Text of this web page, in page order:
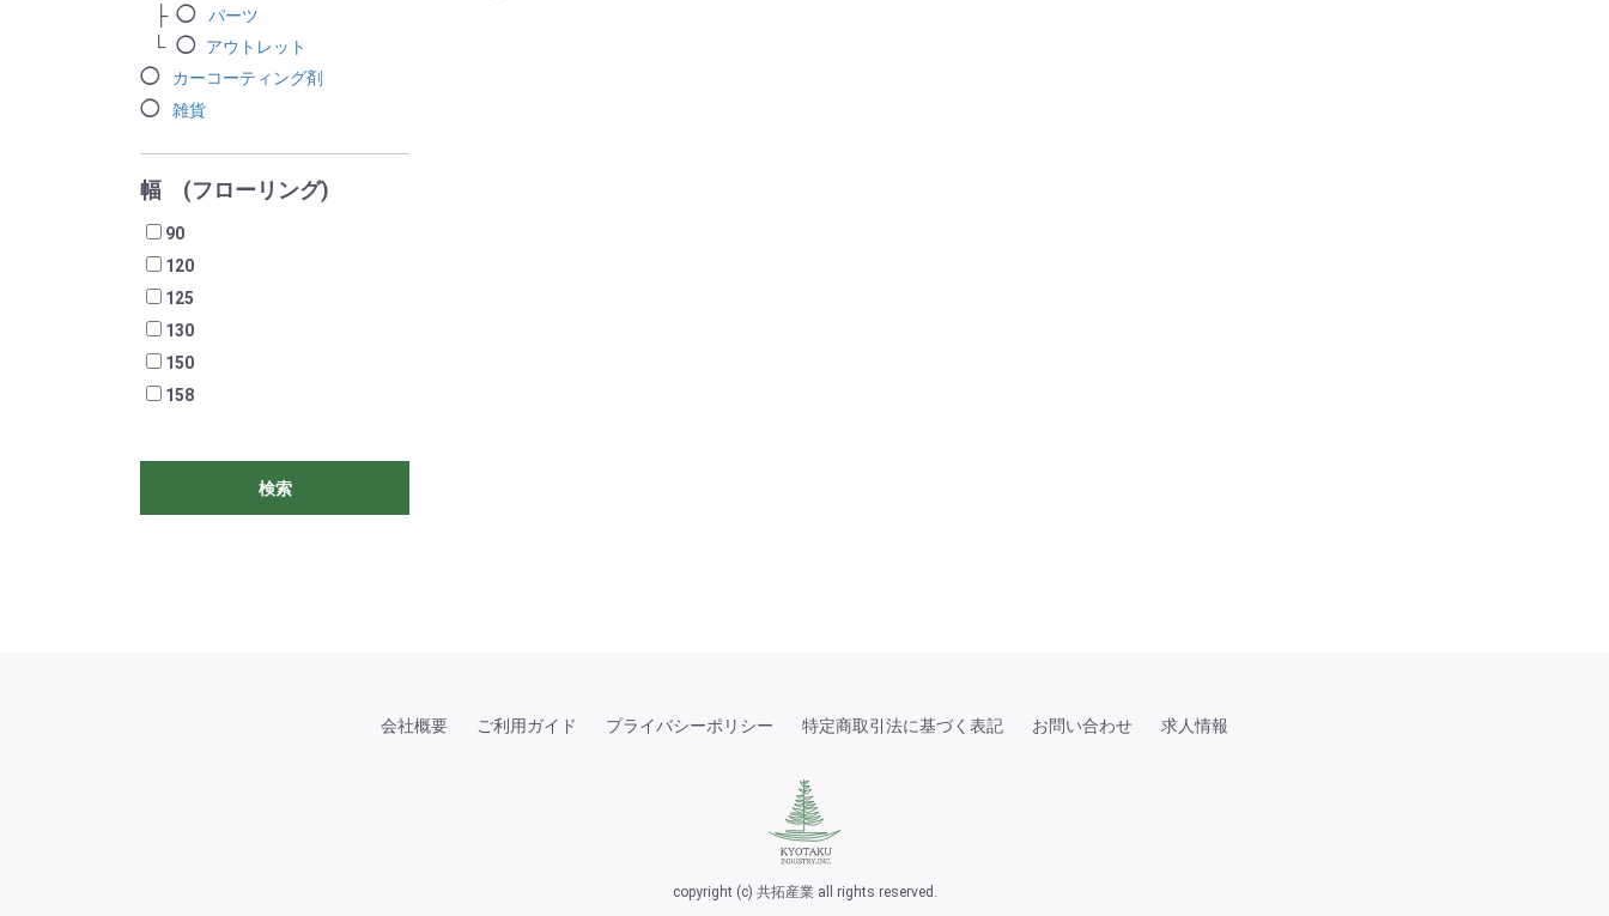
パーツ
アウトレット
カーコーティング剤
雑貨
幅 (フローリング)
90
120
125
130
150
158
検索
会社概要 ご利用ガイド プライバシーポリシー 特定商取引法に基づく表記 お問い合わせ 求人情報
copyright (c) 共拓産業 all rights reserved.